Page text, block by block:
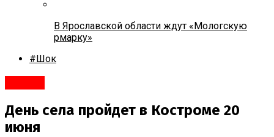
В Ярославской области ждут «Мологскую
рмарку»
#Шок
День села пройдет в Костроме 20
июня